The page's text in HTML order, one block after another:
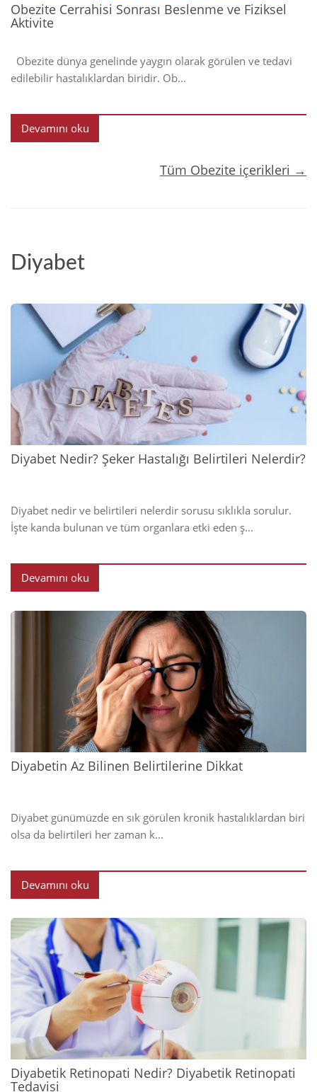
Obezite Cerrahisi Sonrası Beslenme ve Fiziksel
Aktivite
Obezite dünya genelinde yaygın olarak görülen ve tedavi
edilebilir hastalıklardan biridir. Ob...
Devamını oku
Tüm Obezite içerikleri →
Diyabet
2025
Diyabet Nedir? Şeker Hastalığı Belirtileri Nelerdir?
Diyabet nedir ve belirtileri nelerdir sorusu sıklıkla sorulur.
İşte kanda bulunan ve tüm organlara etki eden ş...
Devamını oku
Diyabetin Az Bilinen Belirtilerine Dikkat
Diyabet günümüzde en sık görülen kronik hastalıklardan biri
olsa da belirtileri her zaman k...
Devamını oku
Diyabetik Retinopati Nedir? Diyabetik Retinopati
Tedavisi